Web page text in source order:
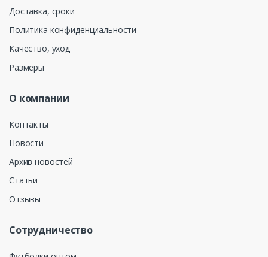
Доставка, сроки
Политика конфиденциальности
Качество, уход
Размеры
О компании
Контакты
Новости
Архив новостей
Статьи
Отзывы
Сотрудничество